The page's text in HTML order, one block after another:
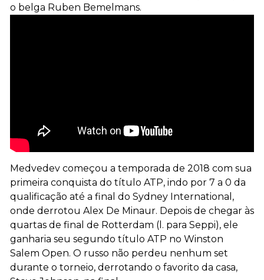
o belga Ruben Bemelmans.
Medvedev começou a temporada de 2018 com sua
primeira conquista do título ATP, indo por 7 a 0 da
qualificação até a final do Sydney International,
onde derrotou Alex De Minaur. Depois de chegar às
quartas de final de Rotterdam (l. para Seppi), ele
ganharia seu segundo título ATP no Winston
Salem Open. O russo não perdeu nenhum set
durante o torneio, derrotando o favorito da casa,